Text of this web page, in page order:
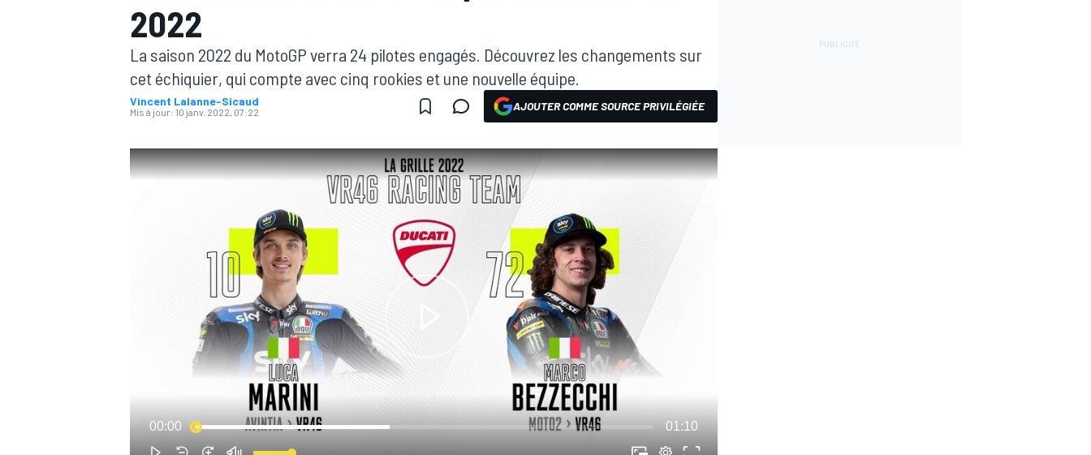
2022
La saison 2022 du MotoGP verra 24 pilotes engagés. Découvrez les changements sur
cet échiquier, qui compte avec cinq rookies et une nouvelle équipe.
Vincent Lalanne-Sicaud
Mis à jour: 10 janv. 2022, 07:22 AJOUTER COMME SOURCE PRIVILÉGIÉE
00:00 01:10